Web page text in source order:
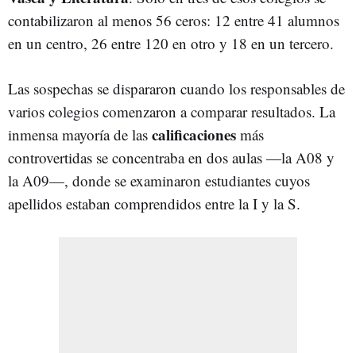
contabilizaron al menos 56 ceros: 12 entre 41 alumnos
en un centro, 26 entre 120 en otro y 18 en un tercero.
Las sospechas se dispararon cuando los responsables de
varios colegios comenzaron a comparar resultados. La
inmensa mayoría de las calificaciones más
controvertidas se concentraba en dos aulas —la A08 y
la A09—, donde se examinaron estudiantes cuyos
apellidos estaban comprendidos entre la I y la S.